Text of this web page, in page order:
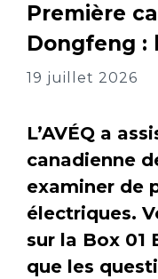
Première
Dongfeng :
19 juillet 2026
L’AVÉQ a
canadienne
examiner de
électriques.
sur la Box 01
que les